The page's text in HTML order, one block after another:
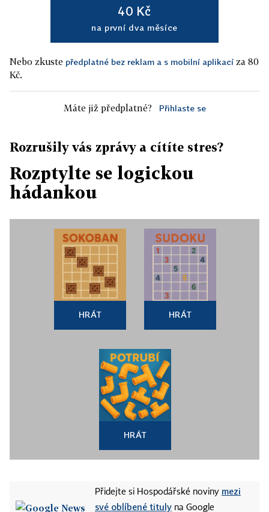
40 Kč
na první dva měsíce
Nebo zkuste předplatné bez reklam a s mobilní aplikací za 80
Kč.
Máte již předplatné? Přihlaste se
Rozrušily vás zprávy a cítíte stres?
Rozptylte se logickou
hádankou
HRÁT HRÁT
HRÁT
Přidejte si Hospodářské noviny mezi
své oblíbené tituly na Google